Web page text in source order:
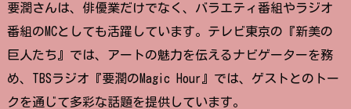
要潤さんは、俳優業だけでなく、バラエティ番組やラジオ
番組のMCとしても活躍しています。テレビ東京の『新美の
巨人たち』では、アートの魅力を伝えるナビゲーターを務
め、TBSラジオ『要潤のMagic Hour』では、ゲストとのトー
クを通じて多彩な話題を提供しています。